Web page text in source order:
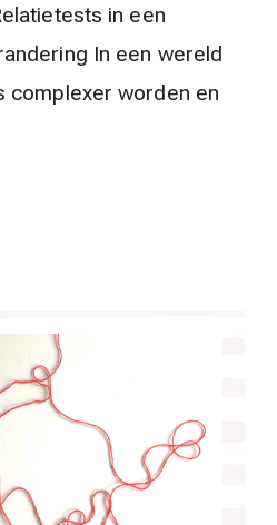
in een
In een wereld
complexer worden en